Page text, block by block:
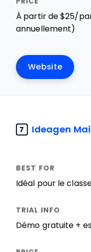
À partir de $25/
annuellement)
Website
7 Ideagen
Idéal pour le
Démo gratuite +